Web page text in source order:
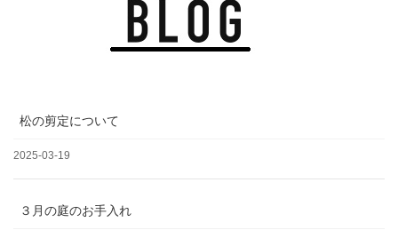
松の剪定について
2025-03-19
３月の庭のお手入れ